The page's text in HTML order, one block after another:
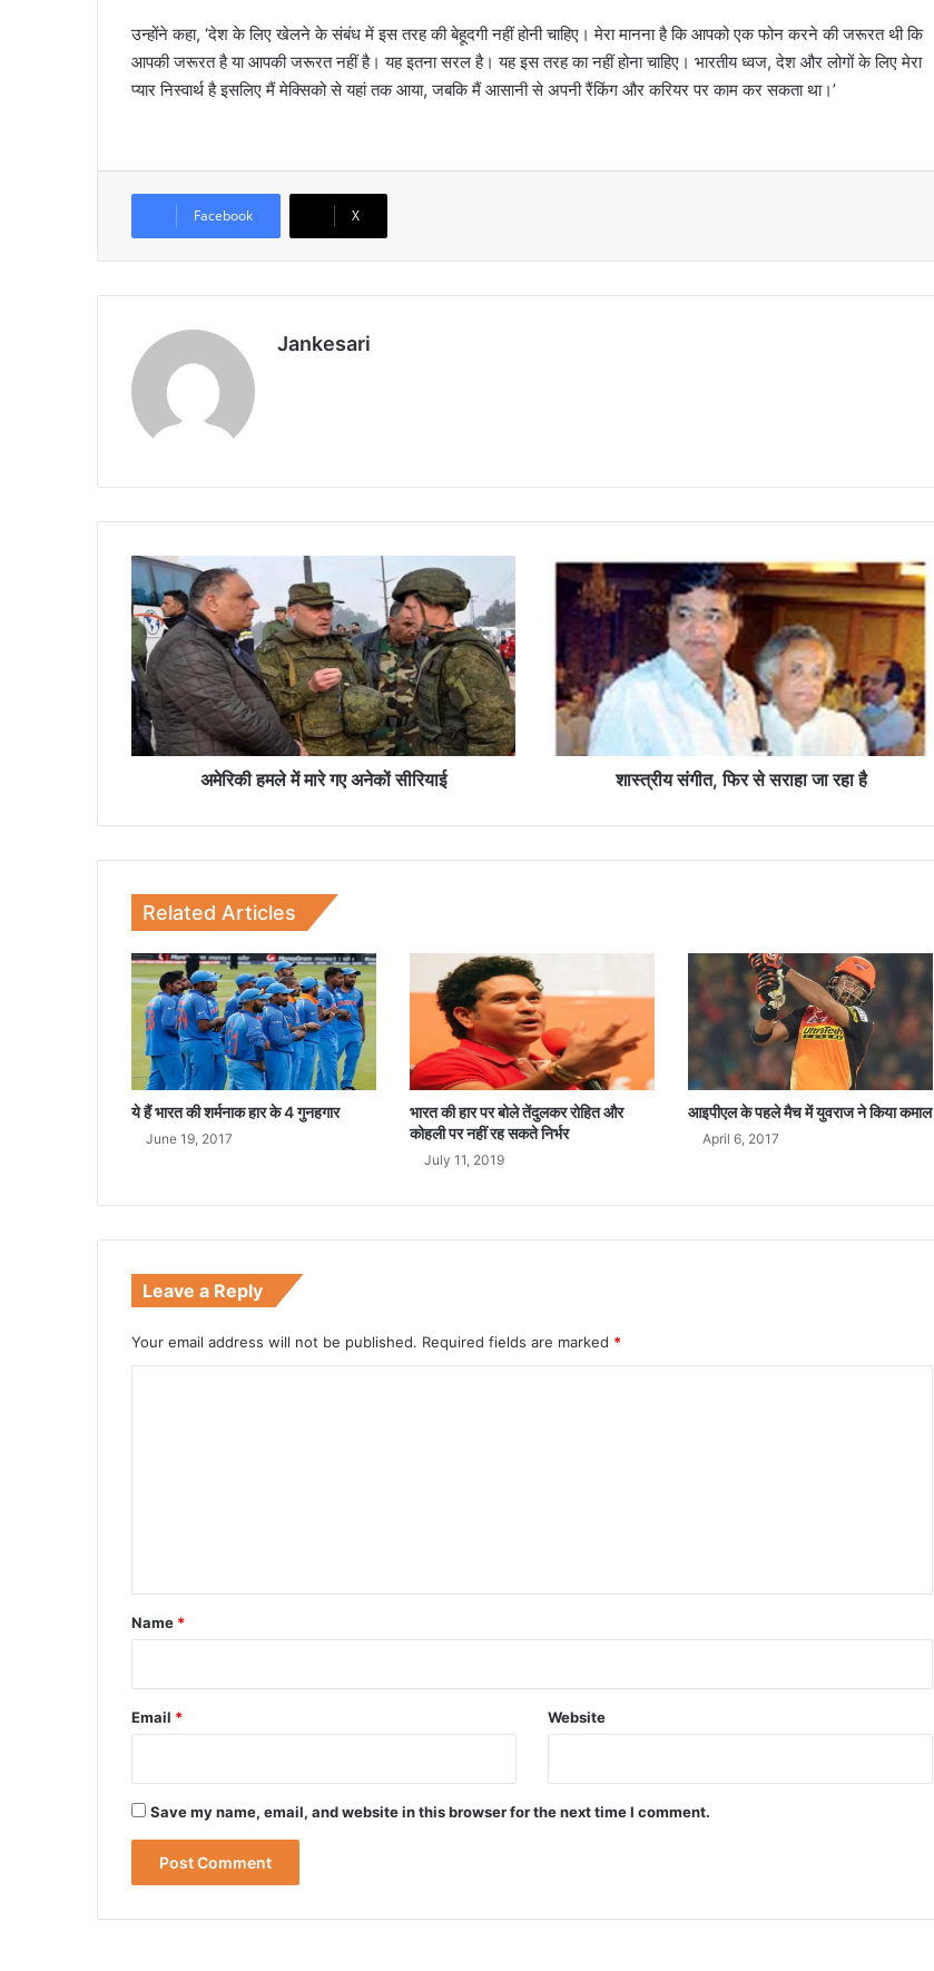
उन्होंने कहा, ‘देश के लिए खेलने के संबंध में इस तरह की बेहूदगी नहीं होनी चाहिए। मेरा मानना है कि आपको एक फोन करने की जरूरत थी कि
आपकी जरूरत है या आपकी जरूरत नहीं है। यह इतना सरल है। यह इस तरह का नहीं होना चाहिए। भारतीय ध्वज, देश और लोगों के लिए मेरा
प्यार निस्वार्थ है इसलिए मैं मेक्सिको से यहां तक आया, जबकि मैं आसानी से अपनी रैंकिंग और करियर पर काम कर सकता था।’
Facebook X
Jankesari
अ
मे
रि
की
ह
म
ले
में
मा
ए
कों
सी
या
ई
अमेरिकी हमले में मारे गए अनेकों सीरियाई
शा
गी
त
फि
र
रा
शास्त्रीय संगीत, फिर से सराहा जा रहा है
Related Articles
ये हैं भारत की शर्मनाक हार के 4 गुनहगार
June 19, 2017
भारत की हार पर बोले तेंदुलकर रोहित और
कोहली पर नहीं रह सकते निर्भर
July 11, 2019
आइपीएल के पहले मैच में युवराज ने किया कमाल
April 6, 2017
Leave a Reply
Your email address will not be published. Required fields are marked *
*
Name *
Email * Website
Save my name, email, and website in this browser for the next time I comment.